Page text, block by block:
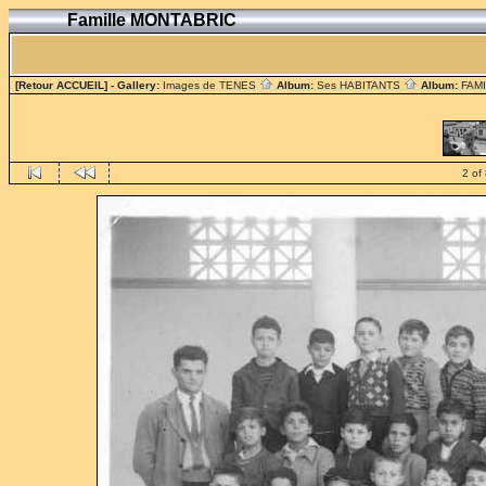
Famille MONTABRIC
[Retour ACCUEIL] - Gallery: Images de TENES Album: Ses HABITANTS Album:
2 of